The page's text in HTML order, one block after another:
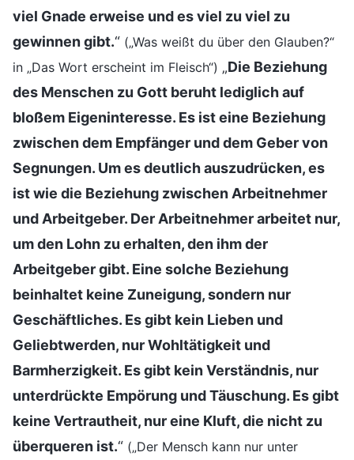
viel Gnade erweise und es viel zu viel zu
gewinnen gibt.“ („Was weißt du über den Glauben?“
in „Das Wort erscheint im Fleisch“) „Die Beziehung
des Menschen zu Gott beruht lediglich auf
bloßem Eigeninteresse. Es ist eine Beziehung
zwischen dem Empfänger und dem Geber von
Segnungen. Um es deutlich auszudrücken, es
ist wie die Beziehung zwischen Arbeitnehmer
und Arbeitgeber. Der Arbeitnehmer arbeitet nur,
um den Lohn zu erhalten, den ihm der
Arbeitgeber gibt. Eine solche Beziehung
beinhaltet keine Zuneigung, sondern nur
Geschäftliches. Es gibt kein Lieben und
Geliebtwerden, nur Wohltätigkeit und
Barmherzigkeit. Es gibt kein Verständnis, nur
unterdrückte Empörung und Täuschung. Es gibt
keine Vertrautheit, nur eine Kluft, die nicht zu
überqueren ist.“ („Der Mensch kann nur unter